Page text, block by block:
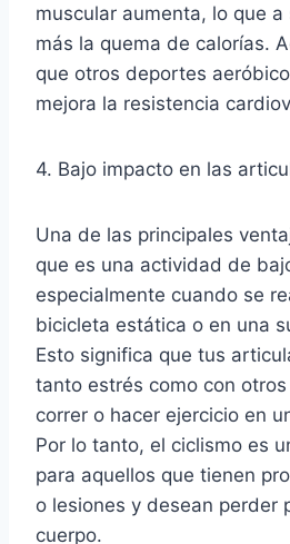
muscular aumenta, lo que
más la quema de calorías.
que otros deportes
mejora la resistencia
4. Bajo impacto en las
Una de las principales
que es una actividad de
especialmente cuando se
bicicleta estática o en una
Esto significa que tus
tanto estrés como con
correr o hacer ejercicio en
Por lo tanto, el ciclismo es
para aquellos que tienen
o lesiones y desean perder
cuerpo.